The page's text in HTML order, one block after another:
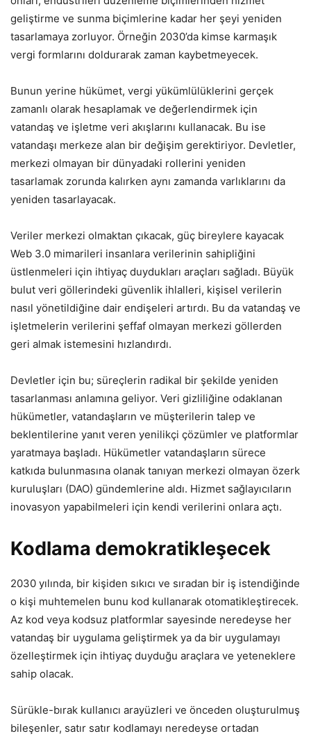
geliştirme ve sunma biçimlerine kadar her şeyi yeniden
tasarlamaya zorluyor. Örneğin 2030’da kimse karmaşık
vergi formlarını doldurarak zaman kaybetmeyecek.
Bunun yerine hükümet, vergi yükümlülüklerini gerçek
zamanlı olarak hesaplamak ve değerlendirmek için
vatandaş ve işletme veri akışlarını kullanacak. Bu ise
vatandaşı merkeze alan bir değişim gerektiriyor. Devletler,
merkezi olmayan bir dünyadaki rollerini yeniden
tasarlamak zorunda kalırken aynı zamanda varlıklarını da
yeniden tasarlayacak.
Veriler merkezi olmaktan çıkacak, güç bireylere kayacak
Web 3.0 mimarileri insanlara verilerinin sahipliğini
üstlenmeleri için ihtiyaç duydukları araçları sağladı. Büyük
bulut veri göllerindeki güvenlik ihlalleri, kişisel verilerin
nasıl yönetildiğine dair endişeleri artırdı. Bu da vatandaş ve
işletmelerin verilerini şeffaf olmayan merkezi göllerden
geri almak istemesini hızlandırdı.
Devletler için bu; süreçlerin radikal bir şekilde yeniden
tasarlanması anlamına geliyor. Veri gizliliğine odaklanan
hükümetler, vatandaşların ve müşterilerin talep ve
beklentilerine yanıt veren yenilikçi çözümler ve platformlar
yaratmaya başladı. Hükümetler vatandaşların sürece
katkıda bulunmasına olanak tanıyan merkezi olmayan özerk
kuruluşları (DAO) gündemlerine aldı. Hizmet sağlayıcıların
inovasyon yapabilmeleri için kendi verilerini onlara açtı.
Kodlama demokratikleşecek
2030 yılında, bir kişiden sıkıcı ve sıradan bir iş istendiğinde
o kişi muhtemelen bunu kod kullanarak otomatikleştirecek.
Az kod veya kodsuz platformlar sayesinde neredeyse her
vatandaş bir uygulama geliştirmek ya da bir uygulamayı
özelleştirmek için ihtiyaç duyduğu araçlara ve yeteneklere
sahip olacak.
Sürükle-bırak kullanıcı arayüzleri ve önceden oluşturulmuş
bileşenler, satır satır kodlamayı neredeyse ortadan